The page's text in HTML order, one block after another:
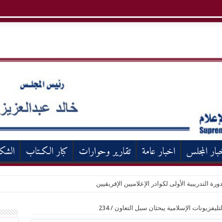
المجلس اخبار عامة تقارير وحوارات كبار الكـتاب
التدريبية الأولى لكوادر الإعلاميين الإفريقيين
الإسلامية يبحثان سبل التعاون /
234